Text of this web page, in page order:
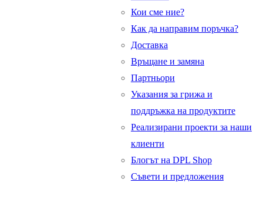
Кои сме ние?
Как да направим поръчка?
Доставка
Връщане и замяна
Партньори
Указания за грижа и
поддръжка на продуктите
Реализирани проекти за наши
клиенти
Блогът на DPL Shop
Съвети и предложения